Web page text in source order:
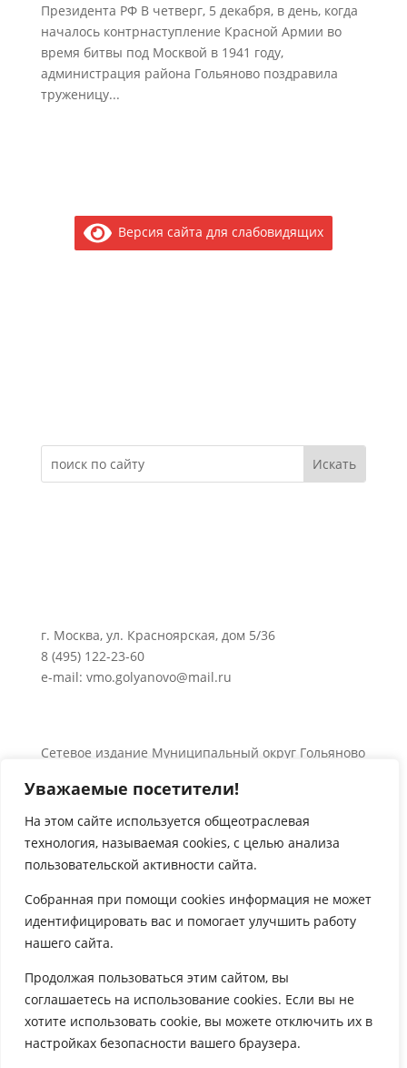
Уважаемые посетители!
На этом сайте используется общеотраслевая
технология, называемая cookies, с целью анализа
пользовательской активности сайта.
Собранная при помощи cookies информация не может
идентифицировать вас и помогает улучшить работу
нашего сайта.
Продолжая пользоваться этим сайтом, вы
соглашаетесь на использование cookies. Если вы не
хотите использовать cookie, вы можете отключить их в
настройках безопасности вашего браузера.
Президента РФ В четверг, 5 декабря, в день, когда
началось контрнаступление Красной Армии во
время битвы под Москвой в 1941 году,
администрация района Гольяново поздравила
труженицу...
Версия сайта для слабовидящих
г. Москва, ул. Красноярская, дом 5/36
8 (495) 122-23-60
e-mail: vmo.golyanovo@mail.ru
Сетевое издание Муниципальный округ Гольяново
Об использовании информации сайта.
© 2024 Все права защищены.

